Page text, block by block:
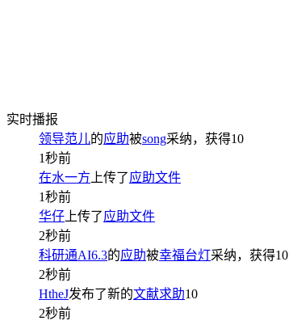
实时播报
领导范儿的应助被song采纳，获得10
1秒前
在水一方 上传了应助文件
1秒前
华仔 上传了应助文件
2秒前
科研通AI6.3的应助被幸福台灯采纳，获得10
2秒前
HtheJ发布了新的文献求助10
2秒前